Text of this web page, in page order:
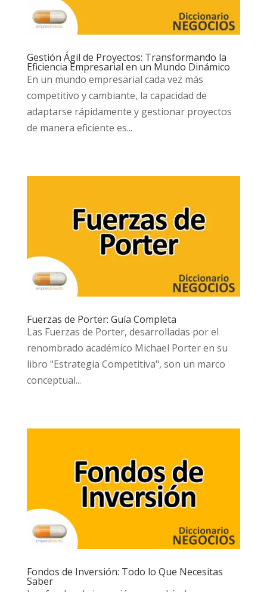
Gestión Ágil de Proyectos: Transformando la
Eficiencia Empresarial en un Mundo Dinámico
En un mundo empresarial cada vez más
competitivo y cambiante, la capacidad de
adaptarse rápidamente y gestionar proyectos
de manera eficiente es...
Fuerzas de Porter: Guía Completa
Las Fuerzas de Porter, desarrolladas por el
renombrado académico Michael Porter en su
libro "Estrategia Competitiva", son un marco
conceptual...
Fondos de Inversión: Todo lo Que Necesitas
Saber